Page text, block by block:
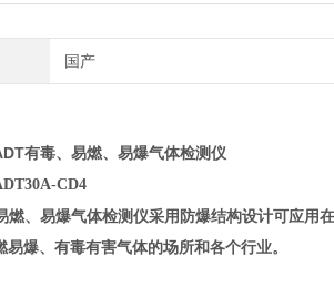
国产
有毒、易燃、易爆气体检测仪
CD4
燃、易爆气体检测仪采用防爆结构设计可应用
易爆、有毒有害气体的场所和各个行业。